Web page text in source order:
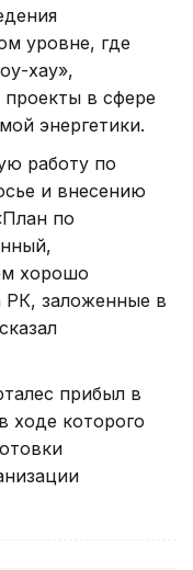
уровне, где
хау»,
в сфере
энергетики.
работу по
и внесению
по
хорошо
РК, заложенные в
прибыл в
ходе которого